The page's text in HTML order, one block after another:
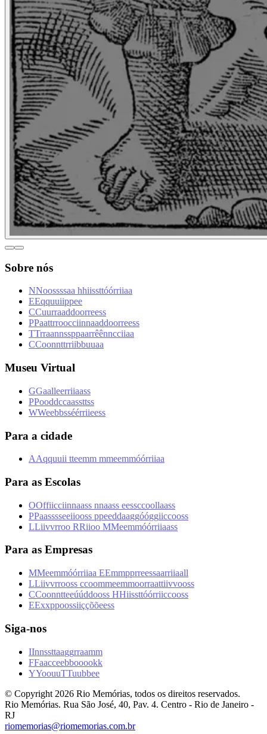
Sobre nós
NNoossssaa hhiissttóórriiaa
EEqquuiippee
CCuurraaddoorreess
PPaattrroocciinnaaddoorreess
TTrraannssppaarrêênncciiaa
CCoonnttrriibbuuaa
Museu Virtual
GGaalleerriiaass
PPooddccaassttss
WWeebbsséérriieess
Para a cidade
AAqquuii tteemm mmeemmóórriiaa
Para as Escolas
OOffiicciinnaass nnaass eessccoollaass
PPaasssseeiiooss ppeeddaaggóóggiiccooss
LLiivvrroo RRiioo MMeemmóórriiaass
Para as Empresas
MMeemmóórriiaa EEmmpprreessaarriiaall
LLiivvrrooss ccoommeemmoorraattiivvooss
CCoonntteeúúddooss HHiissttóórriiccooss
EExxppoossiiççõõeess
Siga-nos
IInnssttaaggrraamm
FFaacceebbooookk
YYoouuTTuubbee
© Copyright 2026 Rio Memórias, todos os direitos reservados.
Rio Memórias. Rua São José, 40, Pav. 4. Centro - Rio de Janeiro -
RJ
riomemorias@riomemorias.com.br